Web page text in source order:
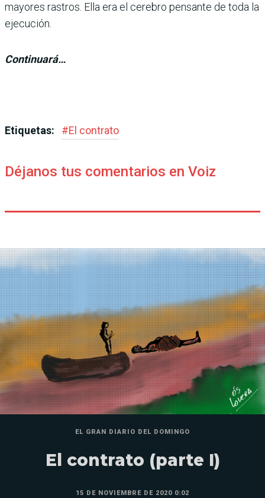
mayores rastros. Ella era el cerebro pensante de toda la
ejecución.
Continuará…
Etiquetas: #El contrato
Déjanos tus comentarios en Voiz
EL GRAN DIARIO DEL DOMINGO
El contrato (parte I)
15 DE NOVIEMBRE DE 2020 0:02